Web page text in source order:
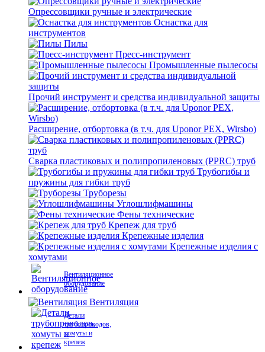
Опрессовщики ручные и электрические
Оснастка для
инструментов
Пилы
Пресс-инструмент
Промышленные пылесосы
Прочий инструмент и средства индивидуальной защиты
Расширение, отбортовка (в т.ч. для Uponor PEX, Wirsbo)
Сварка пластиковых и полипропиленовых (PPRC) труб
Трубогибы и
пружины для гибки труб
Труборезы
Углошлифмашины
Фены технические
Крепеж для труб
Крепежные изделия
Крепежные изделия с
хомутами
Вентиляционное
оборудование
Вентиляция
Детали
трубопроводов,
хомуты и
крепеж